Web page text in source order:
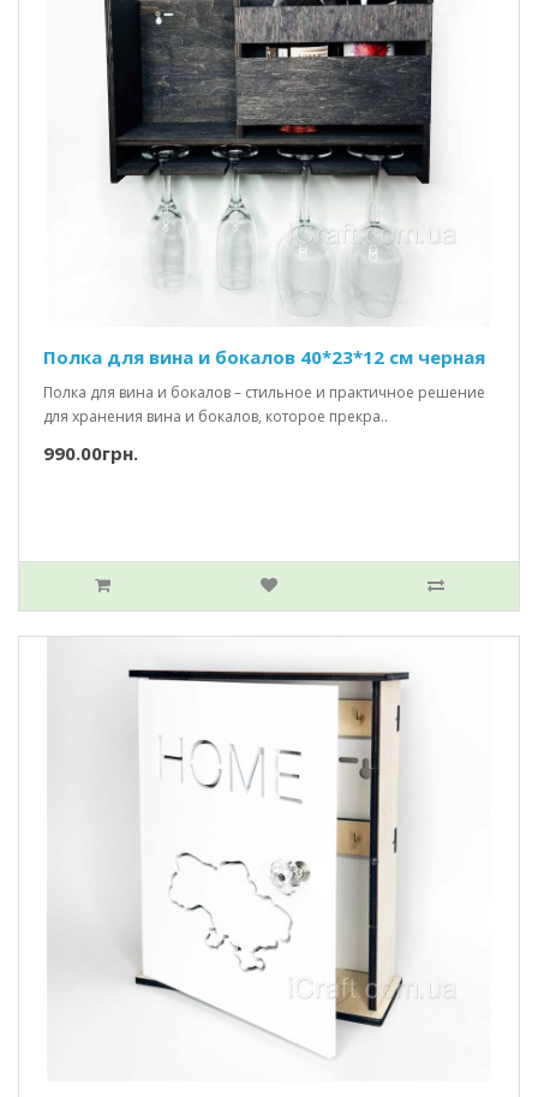
Полка для вина и бокалов 40*23*12 см черная
Полка для вина и бокалов – стильное и практичное решение
для хранения вина и бокалов, которое прекра..
990.00грн.